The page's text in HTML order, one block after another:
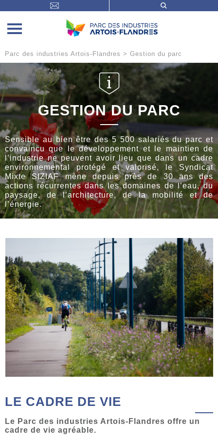
Parc des industries Artois-Flandres > Gestion du parc
GESTION DU PARC
Sensible au bien être des 5 500 salariés du parc et
convaincu que le développement et le maintien de
l’industrie ne peuvent avoir lieu que dans un cadre
environnemental protégé et valorisé, le Syndicat
Mixte SIZIAF mène depuis près de 30 ans des
actions récurrentes dans les domaines de l’eau, du
paysage, de l’architecture, de la mobilité et de
l’énergie.
LE CADRE DE VIE
Le Parc des industries Artois-Fl andres offre un
cadre de vie agréable.